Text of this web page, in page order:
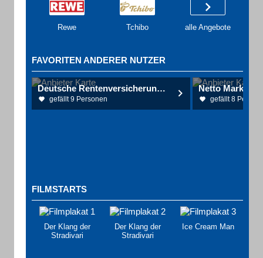
Rewe Tchibo alle Angebote
FAVORITEN ANDERER NUTZER
Deutsche Rentenversicherung Rheinland-Pfalz
gefällt 9 Personen
Netto Marken-
gefällt 8
FILMSTARTS
Der Klang der
Stradivari
Der Klang der
Stradivari
Ice Cream Man